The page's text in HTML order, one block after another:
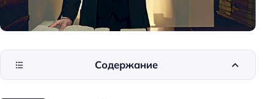
Содержание